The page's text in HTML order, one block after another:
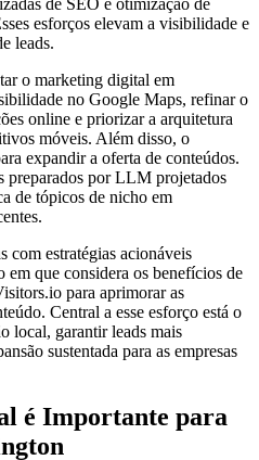
de SEO e otimização de
esforços elevam a visibilidade e
leads.
o marketing digital em
no Google Maps, refinar o
online e priorizar a arquitetura
móveis. Além disso, o
expandir a oferta de conteúdos.
preparados por LLM projetados
de tópicos de nicho em
com estratégias acionáveis
em que considera os benefícios de
para aprimorar as
Central a esse esforço está o
local, garantir leads mais
sustentada para as empresas
é Importante para